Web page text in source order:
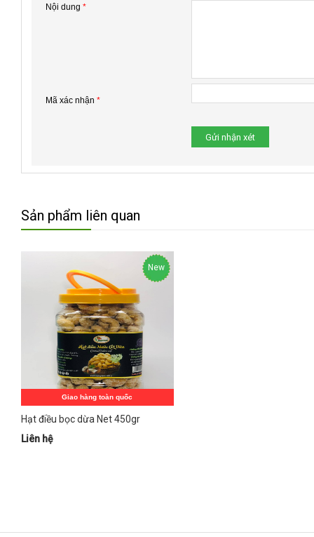
Nội dung *
Mã xác nhận *
Sản phẩm liên quan
Giao hàng toàn quốc
Hạt điều bọc dừa Net 450gr
Liên hệ
Hot
New